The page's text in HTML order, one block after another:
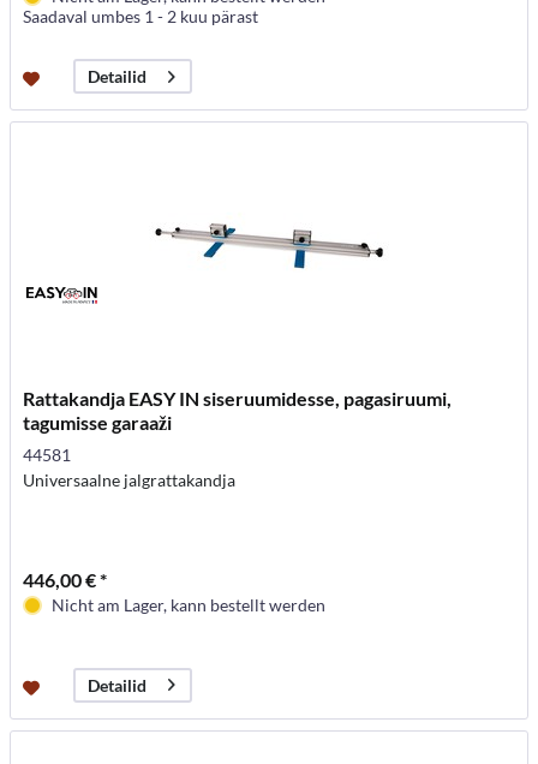
Saadaval umbes 1 - 2 kuu pärast
Detailid
Rattakandja EASY IN siseruumidesse, pagasiruumi,
tagumisse garaaži
44581
Universaalne jalgrattakandja
446,00 € *
Nicht am Lager, kann bestellt werden
Detailid